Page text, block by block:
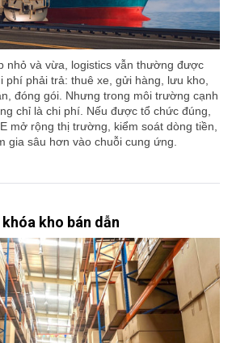
nhỏ và vừa, logistics vẫn thường được
phí phải trả: thuê xe, gửi hàng, lưu kho,
đóng gói. Nhưng trong môi trường cạnh
chỉ là chi phí. Nếu được tổ chức đúng,
mở rộng thị trường, kiểm soát dòng tiền,
gia sâu hơn vào chuỗi cung ứng.
kho bán dẫn